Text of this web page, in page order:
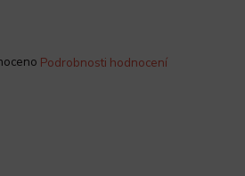
Podrobnosti hodnocení